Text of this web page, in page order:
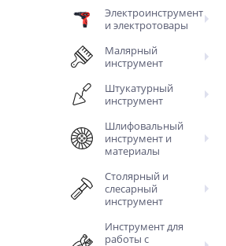
Электроинструмент
и электротовары
Малярный
инструмент
Штукатурный
инструмент
Шлифовальный
инструмент и
материалы
Столярный и
слесарный
инструмент
Инструмент для
работы с